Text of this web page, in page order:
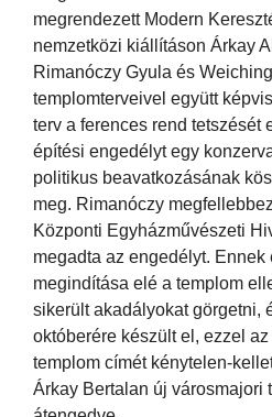
megrendezett Modern
nemzetközi kiállításon Árkay
Rimanóczy Gyula és
templomterveivel együtt
terv a ferences rend tetszését
építési engedélyt egy
politikus beavatkozásának
meg. Rimanóczy
Központi Egyházművészeti
megadta az engedélyt.
megindítása elé a templom
sikerült akadályokat görgetni,
októberére készült el, ezzel
templom címét kénytelen-
Árkay Bertalan új városmajori